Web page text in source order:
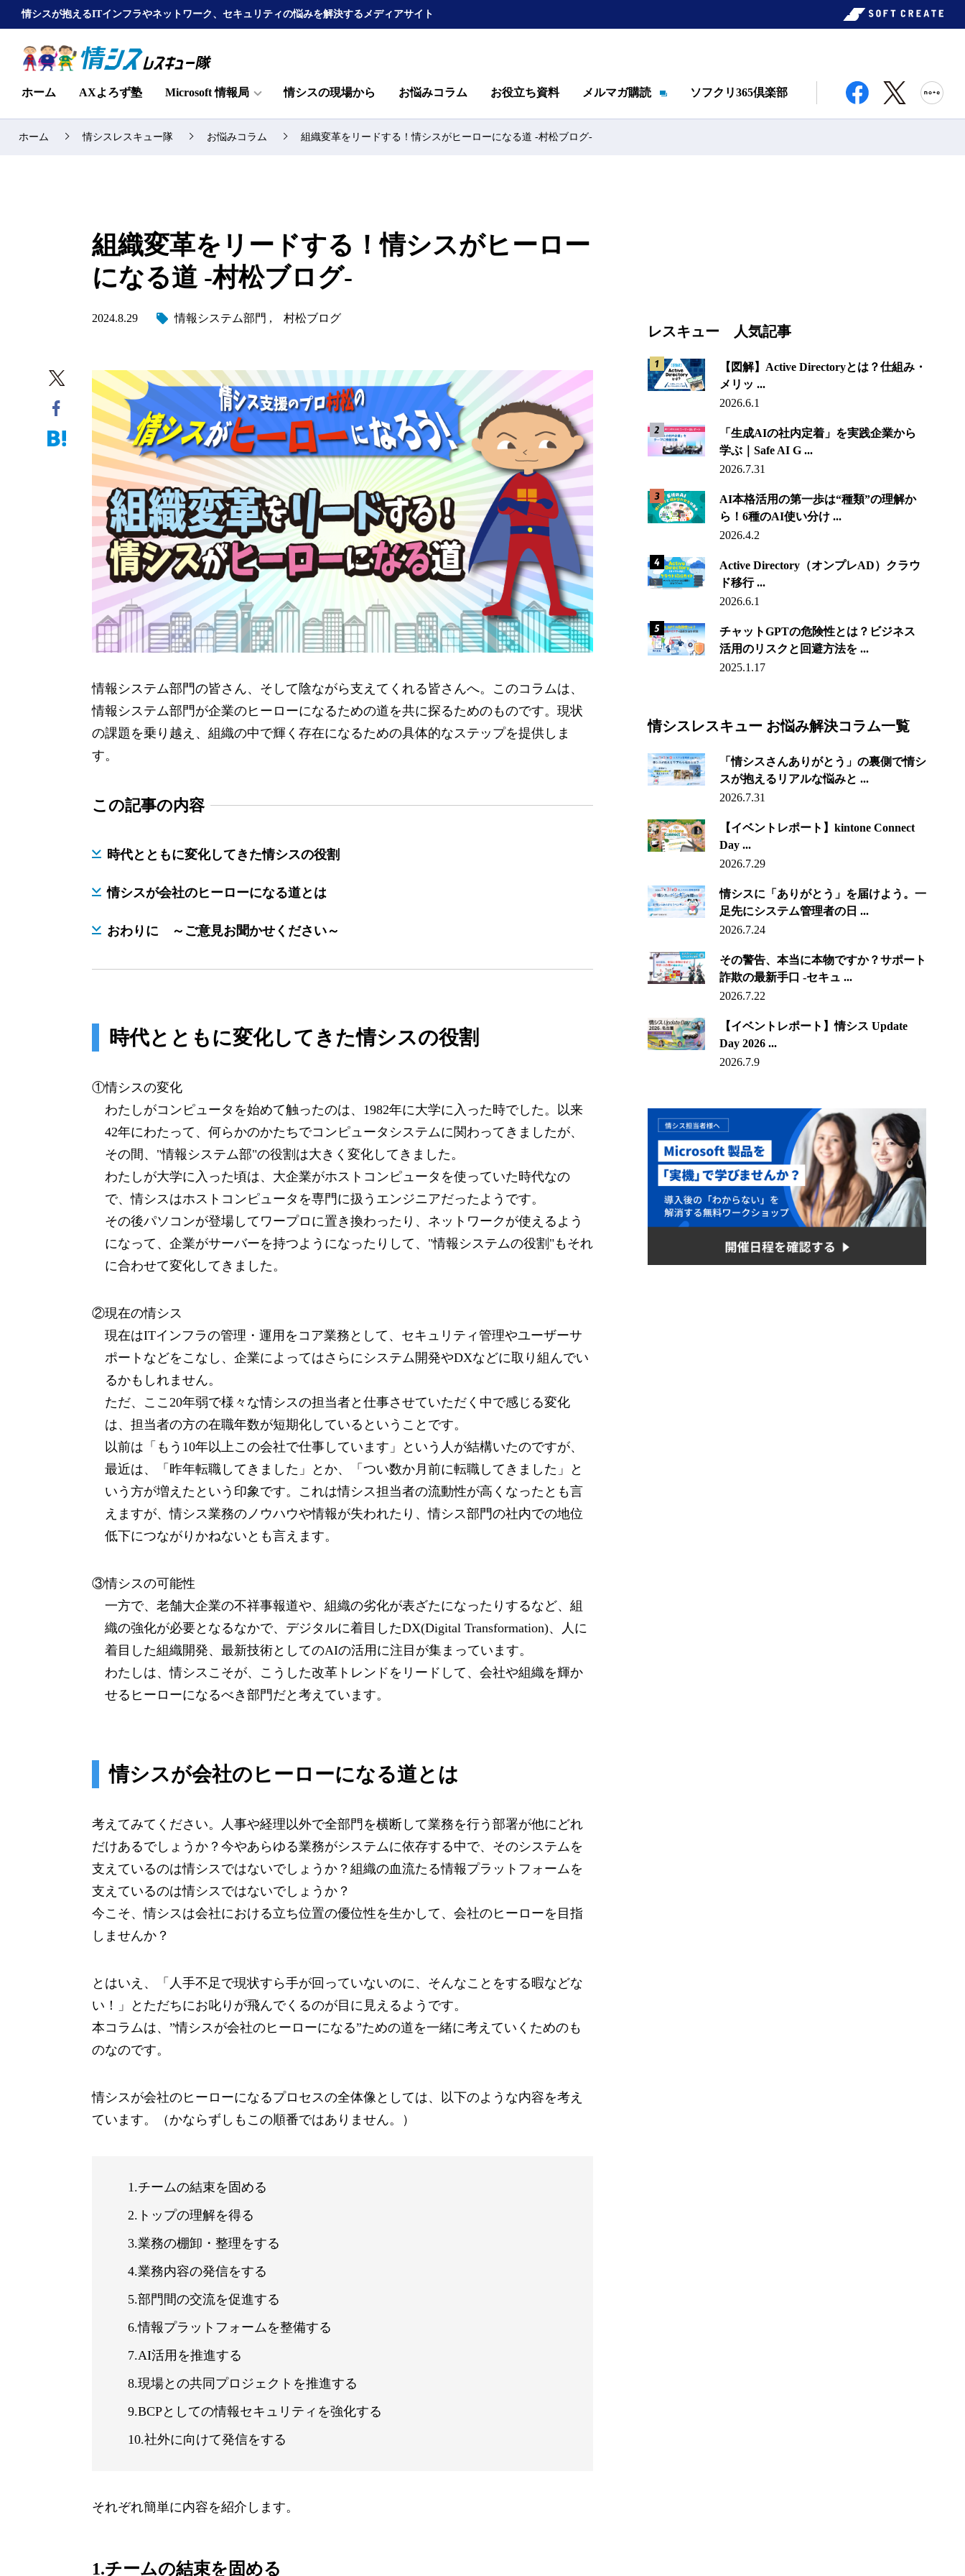
情シスが抱えるITインフラやネットワーク、セキュリティの悩みを解決するメディアサイト
ホーム AXよろず塾 Microsoft 情報局 情シスの現場から お悩みコラム お役立ち資料 メルマガ購読 ソフクリ365倶楽部
ホーム 情シスレスキュー隊 お悩みコラム 組織変革をリードする！情シスがヒーローになる道 -村松ブログ-
組織変革をリードする！情シスがヒーロー
になる道 -村松ブログ-
2024.8.29 情報システム部門 村松ブログ
情報システム部門の皆さん、そして陰ながら支えてくれる皆さんへ。このコラムは、
情報システム部門が企業のヒーローになるための道を共に探るためのものです。現状
の課題を乗り越え、組織の中で輝く存在になるための具体的なステップを提供しま
す。
この記事の内容
時代とともに変化してきた情シスの役割
情シスが会社のヒーローになる道とは
おわりに ～ご意見お聞かせください～
時代とともに変化してきた情シスの役割
①情シスの変化
わたしがコンピュータを始めて触ったのは、1982年に大学に入った時でした。以来
42年にわたって、何らかのかたちでコンピュータシステムに関わってきましたが、
その間、"情報システム部"の役割は大きく変化してきました。
わたしが大学に入った頃は、大企業がホストコンピュータを使っていた時代なの
で、情シスはホストコンピュータを専門に扱うエンジニアだったようです。
その後パソコンが登場してワープロに置き換わったり、ネットワークが使えるよう
になって、企業がサーバーを持つようになったりして、"情報システムの役割"もそれ
に合わせて変化してきました。
②現在の情シス
現在はITインフラの管理・運用をコア業務として、セキュリティ管理やユーザーサ
ポートなどをこなし、企業によってはさらにシステム開発やDXなどに取り組んでい
るかもしれません。
ただ、ここ20年弱で様々な情シスの担当者と仕事させていただく中で感じる変化
は、担当者の方の在職年数が短期化しているということです。
以前は「もう10年以上この会社で仕事しています」という人が結構いたのですが、
最近は、「昨年転職してきました」とか、「つい数か月前に転職してきました」と
いう方が増えたという印象です。これは情シス担当者の流動性が高くなったとも言
えますが、情シス業務のノウハウや情報が失われたり、情シス部門の社内での地位
低下につながりかねないとも言えます。
③情シスの可能性
一方で、老舗大企業の不祥事報道や、組織の劣化が表ざたになったりするなど、組
織の強化が必要となるなかで、デジタルに着目したDX(Digital Transformation)、人に
着目した組織開発、最新技術としてのAIの活用に注目が集まっています。
わたしは、情シスこそが、こうした改革トレンドをリードして、会社や組織を輝か
せるヒーローになるべき部門だと考えています。
情シスが会社のヒーローになる道とは
考えてみてください。人事や経理以外で全部門を横断して業務を行う部署が他にどれ
だけあるでしょうか？今やあらゆる業務がシステムに依存する中で、そのシステムを
支えているのは情シスではないでしょうか？組織の血流たる情報プラットフォームを
支えているのは情シスではないでしょうか？
今こそ、情シスは会社における立ち位置の優位性を生かして、会社のヒーローを目指
しませんか？
とはいえ、「人手不足で現状すら手が回っていないのに、そんなことをする暇などな
い！」とただちにお叱りが飛んでくるのが目に見えるようです。
本コラムは、”情シスが会社のヒーローになる”ための道を一緒に考えていくためのも
のなのです。
情シスが会社のヒーローになるプロセスの全体像としては、以下のような内容を考え
ています。（かならずしもこの順番ではありません。）
1.チームの結束を固める
2.トップの理解を得る
3.業務の棚卸・整理をする
4.業務内容の発信をする
5.部門間の交流を促進する
6.情報プラットフォームを整備する
7.AI活用を推進する
8.現場との共同プロジェクトを推進する
9.BCPとしての情報セキュリティを強化する
10.社外に向けて発信をする
それぞれ簡単に内容を紹介します。
1.チームの結束を固める
レスキュー 人気記事
【図解】Active Directoryとは？仕組み・
メリッ ...
2026.6.1
「生成AIの社内定着」を実践企業から
学ぶ｜Safe AI G ...
2026.7.31
AI本格活用の第一歩は“種類”の理解か
ら！6種のAI使い分け ...
2026.4.2
Active Directory（オンプレAD）クラウ
ド移行 ...
2026.6.1
チャットGPTの危険性とは？ビジネス
活用のリスクと回避方法を ...
2025.1.17
情シスレスキュー お悩み解決コラム一覧
「情シスさんありがとう」の裏側で情シ
スが抱えるリアルな悩みと ...
2026.7.31
【イベントレポート】kintone Connect
Day ...
2026.7.29
情シスに「ありがとう」を届けよう。一
足先にシステム管理者の日 ...
2026.7.24
その警告、本当に本物ですか？サポート
詐欺の最新手口 -セキュ ...
2026.7.22
【イベントレポート】情シス Update
Day 2026 ...
2026.7.9